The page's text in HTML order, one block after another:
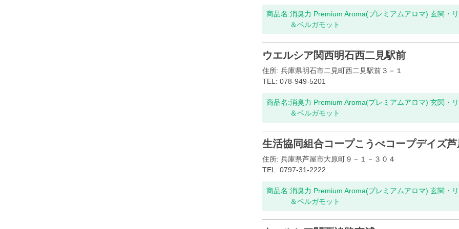
商品名:消臭力 Premium Aroma(プレミアムアロマ) 玄関・
＆ベルガモット
ウエルシア関西明石西二見駅前
住所: 兵庫県明石市二見町西二見駅前３－１
TEL: 078-949-5201
商品名:消臭力 Premium Aroma(プレミアムアロマ) 玄関・
＆ベルガモット
生活協同組合コープこうべコープデイズ芦
住所: 兵庫県芦屋市大原町９－１－３０４
TEL: 0797-31-2222
商品名:消臭力 Premium Aroma(プレミアムアロマ) 玄関・
＆ベルガモット